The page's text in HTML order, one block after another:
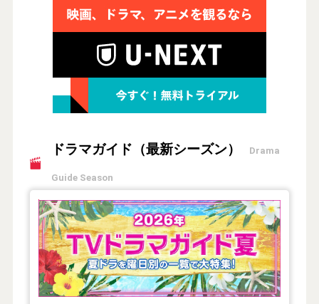
ドラマガイド（最新シーズン） Drama
Guide Season
【2026年夏】TVドラマガイド